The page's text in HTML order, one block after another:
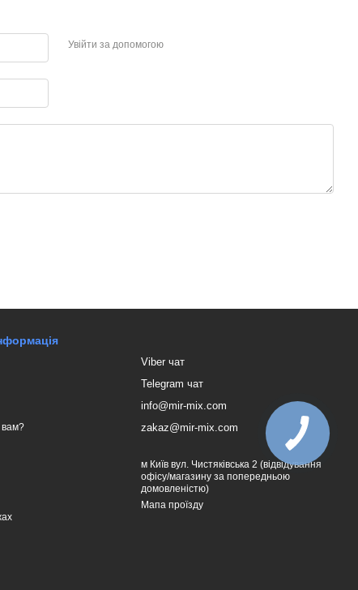
Увійти за допомогою
вам?
Viber чат
Telegram чат
info@mir-mix.com
zakaz@mir-mix.com
м Київ вул. Чистяківська 2 (відвідування
офісу/магазину за попередньою
домовленістю)
Мапа проїзду